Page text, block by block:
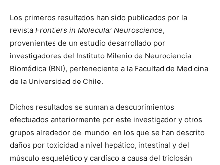
Los primeros resultados han sido publicados por la
revista Frontiers in Molecular Neuroscience,
provenientes de un estudio desarrollado por
investigadores del Instituto Milenio de Neurociencia
Biomédica (BNI), perteneciente a la Facultad de Medicina
de la Universidad de Chile.
Dichos resultados se suman a descubrimientos
efectuados anteriormente por este investigador y otros
grupos alrededor del mundo, en los que se han descrito
daños por toxicidad a nivel hepático, intestinal y del
músculo esquelético y cardíaco a causa del triclosán.